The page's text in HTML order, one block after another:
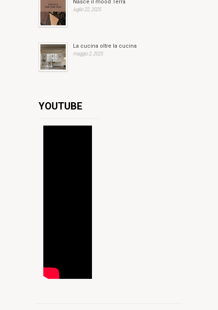
Nasce il mood Terra
luglio 22, 2025
La cucina oltre la cucina
maggio 2, 2025
YOUTUBE